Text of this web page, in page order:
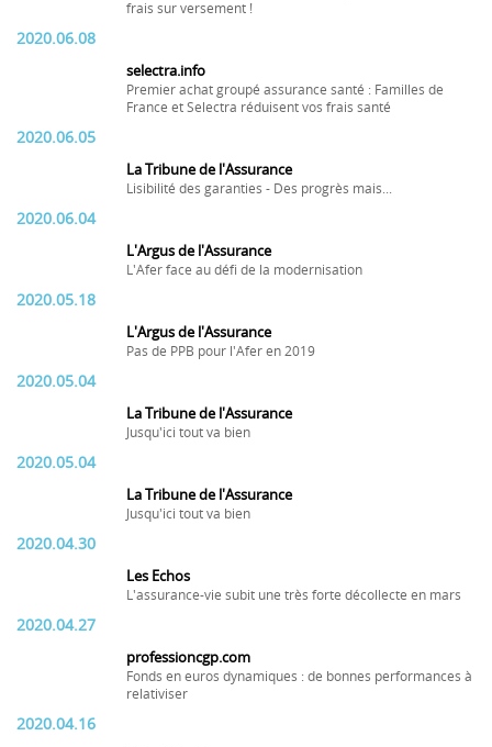
frais sur versement !
2020.06.08
selectra.info
Premier achat groupé assurance santé : Familles de
France et Selectra réduisent vos frais santé
2020.06.05
La Tribune de l'Assurance
Lisibilité des garanties - Des progrès mais...
2020.06.04
L'Argus de l'Assurance
L'Afer face au défi de la modernisation
2020.05.18
L'Argus de l'Assurance
Pas de PPB pour l'Afer en 2019
2020.05.04
La Tribune de l'Assurance
Jusqu'ici tout va bien
2020.05.04
La Tribune de l'Assurance
Jusqu'ici tout va bien
2020.04.30
Les Echos
L'assurance-vie subit une très forte décollecte en mars
2020.04.27
professioncgp.com
Fonds en euros dynamiques : de bonnes performances à
relativiser
2020.04.16